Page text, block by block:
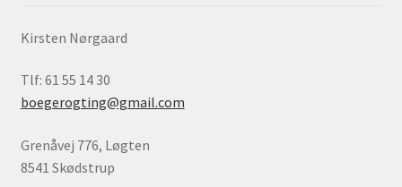
Kirsten Nørgaard
Tlf: 61 55 14 30
boegerogting@gmail.com
Grenåvej 776, Løgten
8541 Skødstrup